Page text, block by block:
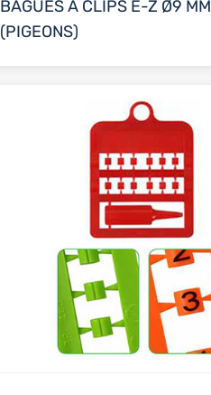
BAGUES À CLIPS E-Z Ø9 MM
(PIGEONS)